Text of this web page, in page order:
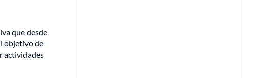
que desde
objetivo de
actividades